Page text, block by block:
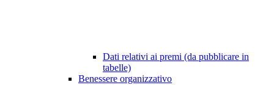
Dati relativi ai premi (da pubblicare in
tabelle)
Benessere organizzativo